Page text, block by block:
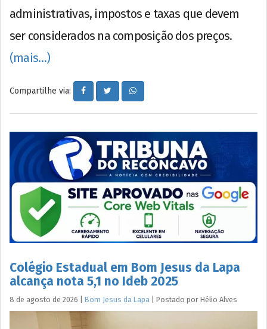
administrativas, impostos e taxas que devem
ser considerados na composição dos preços.
(mais…)
Compartilhe via:
Colégio Estadual em Bom Jesus da Lapa
alcança nota 5,1 no Ideb 2025
8 de agosto de 2026 Bom Jesus da Lapa Postado por Hélio Alves